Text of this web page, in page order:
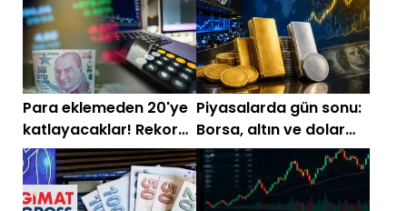
Para eklemeden 20'ye
katlayacaklar! Rekor
bedelsiz için sıraya
giren şirketler
Piyasalarda gün sonu:
Borsa, altın ve dolar
son durum